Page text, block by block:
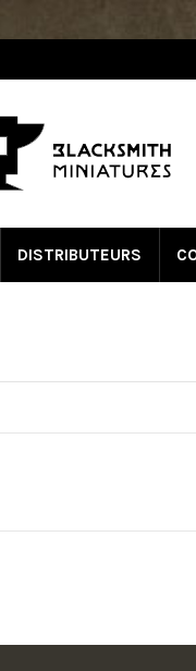
DISTRIBUTEURS